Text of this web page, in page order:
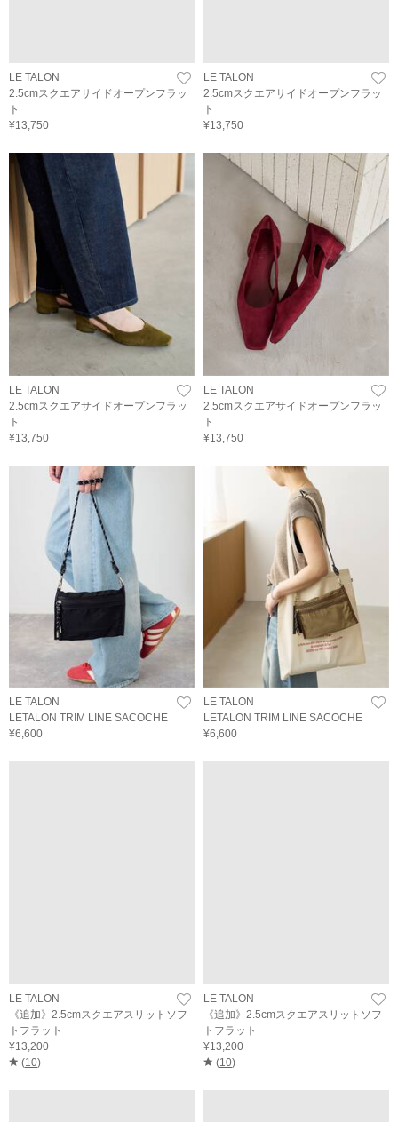
LE TALON
2.5cmスクエアサイドオープンフラッ
ト
¥13,750
LE TALON
2.5cmスクエアサイドオープンフラッ
ト
¥13,750
LE TALON
2.5cmスクエアサイドオープンフラッ
ト
¥13,750
LE TALON
2.5cmスクエアサイドオープンフラッ
ト
¥13,750
LE TALON
LETALON TRIM LINE SACOCHE
¥6,600
LE TALON
LETALON TRIM LINE SACOCHE
¥6,600
LE TALON
《追加》2.5cmスクエアスリットソフ
トフラット
¥13,200
(10)
LE TALON
《追加》2.5cmスクエアスリットソフ
トフラット
¥13,200
(10)